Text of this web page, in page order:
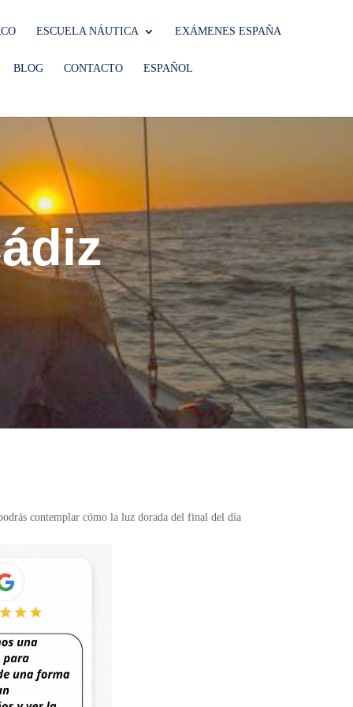
ESCUELA NÁUTICA EXÁMENES ESPAÑA
BLOG CONTACTO ESPAÑOL
contemplar cómo la luz dorada del final del día